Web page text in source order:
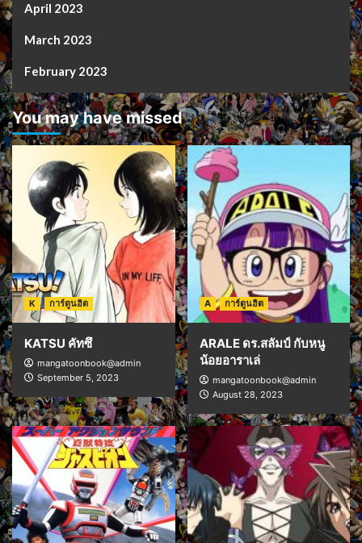
April 2023
March 2023
February 2023
You may have missed
K การ์ตูนฮิต
KATSU คัทซึ
mangatoonbook@admin
September 5, 2023
A การ์ตูนฮิต
ARALE ดร.สลัมป์ กับหนู
น้อยอาราเล่
mangatoonbook@admin
August 28, 2023